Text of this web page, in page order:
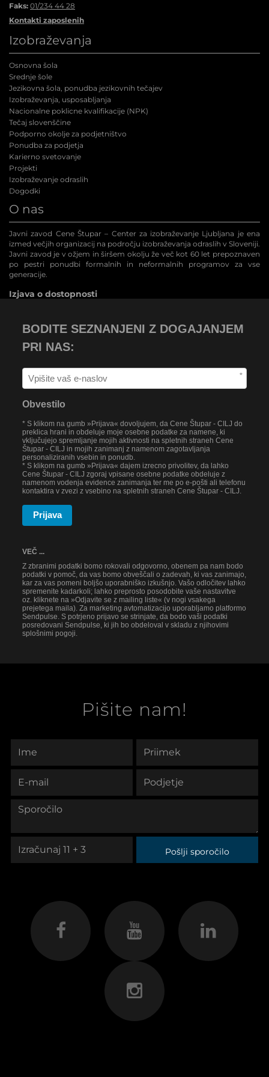
Faks: 01/234 44 28
Kontakti zaposlenih
Izobraževanja
Osnovna šola
Srednje šole
Jezikovna šola, ponudba jezikovnih tečajev
Izobraževanja, usposabljanja
Nacionalne poklicne kvalifikacije (NPK)
Tečaj slovenščine
Podporno okolje za podjetništvo
Ponudba za podjetja
Karierno svetovanje
Projekti
Izobraževanje odraslih
Dogodki
O nas
Javni zavod Cene Štupar – Center za izobraževanje Ljubljana je ena
izmed večjih organizacij na področju izobraževanja odraslih v Sloveniji.
Javni zavod je v ožjem in širšem okolju že več kot 60 let prepoznaven
po pestri ponudbi formalnih in neformalnih programov za vse
generacije.
Izjava o dostopnosti
BODITE SEZNANJENI Z DOGAJANJEM
PRI NAS:
*
Obvestilo
* S klikom na gumb »Prijava« dovoljujem, da Cene Štupar - CILJ do
preklica hrani in obdeluje moje osebne podatke za namene, ki
vključujejo spremljanje mojih aktivnosti na spletnih straneh Cene
Štupar - CILJ in mojih zanimanj z namenom zagotavljanja
personaliziranih vsebin in ponudb.
* S klikom na gumb »Prijava« dajem izrecno privolitev, da lahko
Cene Štupar - CILJ zgoraj vpisane osebne podatke obdeluje z
namenom vodenja evidence zanimanja ter me po e-pošti ali telefonu
kontaktira v zvezi z vsebino na spletnih straneh Cene Štupar - CILJ.
Prijava
VEČ ...
Z zbranimi podatki bomo rokovali odgovorno, obenem pa nam bodo
podatki v pomoč, da vas bomo obveščali o zadevah, ki vas zanimajo,
kar za vas pomeni boljšo uporabniško izkušnjo. Vašo odločitev lahko
spremenite kadarkoli; lahko preprosto posodobite vaše nastavitve
oz. kliknete na »Odjavite se z mailing liste« (v nogi vsakega
prejetega maila). Za marketing avtomatizacijo uporabljamo platformo
Sendpulse. S potrjeno prijavo se strinjate, da bodo vaši podatki
posredovani Sendpulse, ki jih bo obdeloval v skladu z njihovimi
splošnimi pogoji.
Pišite nam!
Pošlji sporočilo